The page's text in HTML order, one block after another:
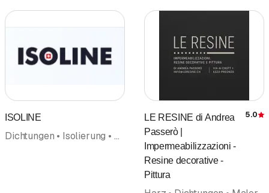
ISOLINE
Dichtungen • Isolierung • Bodenbeläge Wandbeläge • Harz • Fugen • Betonsanierung • Strassenbau • Abdichtungen
LE RESINE di Andrea
Passerò |
Impermeabilizzazioni -
Resine decorative -
Pittura
5.0